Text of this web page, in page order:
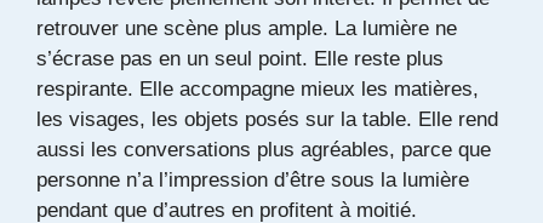
retrouver une scène plus ample. La lumière ne
s’écrase pas en un seul point. Elle reste plus
respirante. Elle accompagne mieux les matières,
les visages, les objets posés sur la table. Elle rend
aussi les conversations plus agréables, parce que
personne n’a l’impression d’être sous la lumière
pendant que d’autres en profitent à moitié.